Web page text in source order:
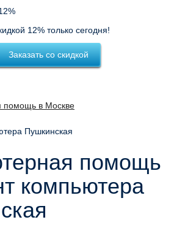
12% только сегодня!
Заказать со скидкой
помощь в Москве
Пушкинская
помощь
компьютера